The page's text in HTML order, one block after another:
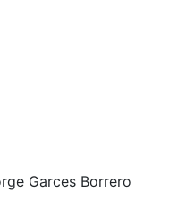
Garces Borrero